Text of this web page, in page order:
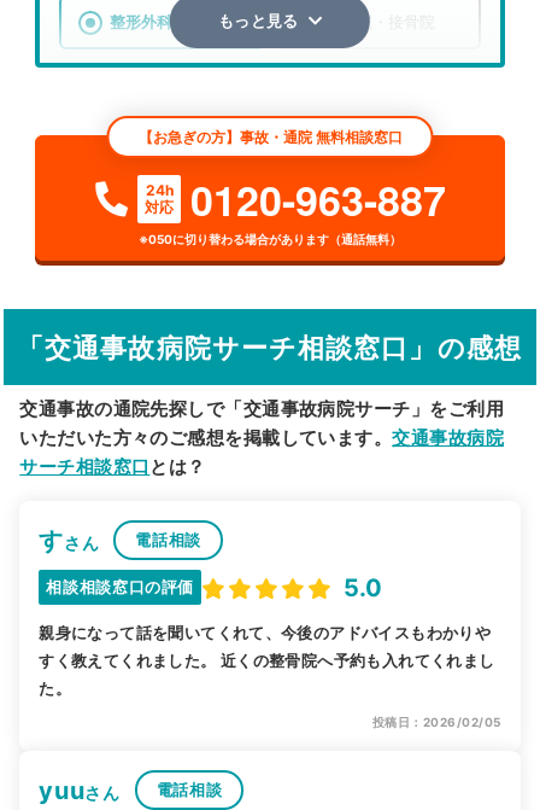
整形外科 整骨院・接骨院
検索する
詳細条件で絞り込む
その他の検索方法
駅から探す 院名から探す
もっと見る
【お急ぎの方】事故・通院 無料相談窓口
24h
対応
0120-963-887
※050に切り替わる場合があります（通話無料）
「交通事故病院サーチ相談窓口」の感想
交通事故の通院先探しで「交通事故病院サーチ」をご利用
いただいた方々のご感想を掲載しています。交通事故病院
サーチ相談窓口 とは？
すさん 電話相談
相談相談窓口の評価 5.0
親身になって話を聞いてくれて、今後のアドバイスもわかりや
すく教えてくれました。 近くの整骨院へ予約も入れてくれまし
た。
投稿日：2026/02/05
yuuさん 電話相談